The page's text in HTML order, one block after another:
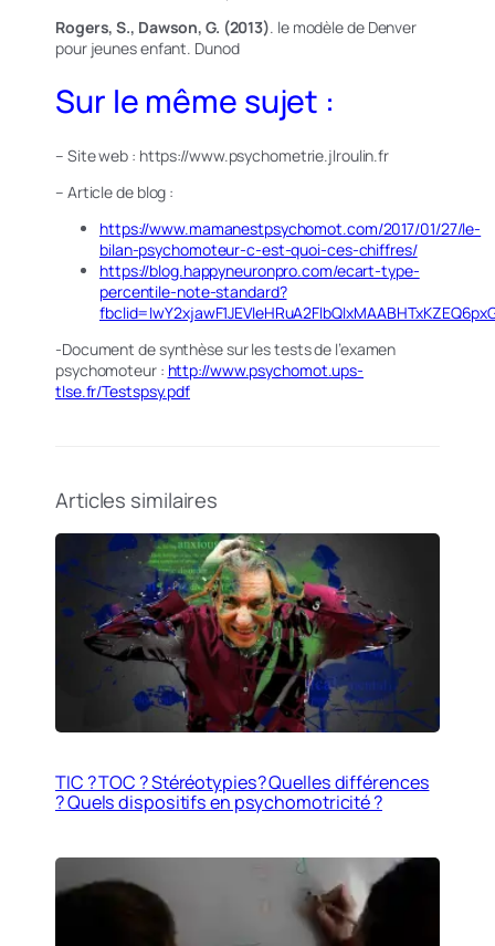
Rogers, S., Dawson, G. (2013). le modèle de Denver
pour jeunes enfant. Dunod
Sur le même sujet :
– Site web : https://www.psychometrie.jlroulin.fr
– Article de blog :
https://www.mamanestpsychomot.com/2017/01/27/le-
bilan-psychomoteur-c-est-quoi-ces-chiffres/
https://blog.happyneuronpro.com/ecart-type-
percentile-note-standard?
-Document de synthèse sur les tests de l’examen
psychomoteur : http://www.psychomot.ups-
tlse.fr/Testspsy.pdf
Articles similaires
TIC ? TOC ? Stéréotypies? Quelles différences
? Quels dispositifs en psychomotricité ?